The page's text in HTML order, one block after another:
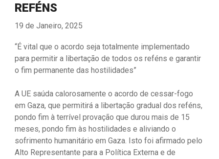
REFÉNS
19 de Janeiro, 2025
“É vital que o acordo seja totalmente implementado
para permitir a libertação de todos os reféns e garantir
o fim permanente das hostilidades”
A UE saúda calorosamente o acordo de cessar-fogo
em Gaza, que permitirá a libertação gradual dos reféns,
pondo fim à terrível provação que durou mais de 15
meses, pondo fim às hostilidades e aliviando o
sofrimento humanitário em Gaza. Isto foi afirmado pelo
Alto Representante para a Política Externa e de